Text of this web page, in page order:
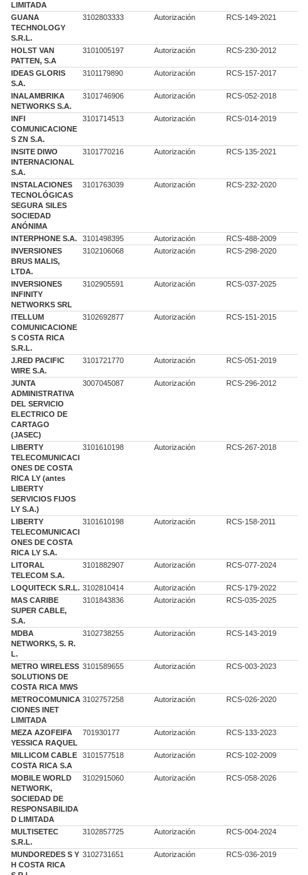
LIMITADA
GUANA
TECHNOLOGY
S.R.L.
3102803333 Autorización RCS-149-2021
HOLST VAN
PATTEN, S.A
3101005197 Autorización RCS-230-2012
IDEAS GLORIS
S.A.
3101179890 Autorización RCS-157-2017
INALAMBRIKA
NETWORKS S.A.
3101746906 Autorización RCS-052-2018
INFI
COMUNICACIONE
S ZN S.A.
3101714513 Autorización RCS-014-2019
INSITE DIWO
INTERNACIONAL
S.A.
3101770216 Autorización RCS-135-2021
INSTALACIONES
TECNOLÓGICAS
SEGURA SILES
SOCIEDAD
ANÓNIMA
3101763039 Autorización RCS-232-2020
INTERPHONE S.A. 3101498395 Autorización
RCS-488-2009
INVERSIONES
BRUS MALIS,
LTDA.
3102106068 Autorización RCS-298-2020
INVERSIONES
INFINITY
NETWORKS SRL
3102905591 Autorización RCS-037-2025
ITELLUM
COMUNICACIONE
S COSTA RICA
S.R.L.
3102692877 Autorización RCS-151-2015
J.RED PACIFIC
WIRE S.A.
3101721770 Autorización RCS-051-2019
JUNTA
ADMINISTRATIVA
DEL SERVICIO
ELECTRICO DE
CARTAGO
(JASEC)
3007045087 Autorización RCS-296-2012
LIBERTY
TELECOMUNICACI
ONES DE COSTA
RICA LY (antes
LIBERTY
SERVICIOS FIJOS
LY S.A.)
3101610198 Autorización RCS-267-2018
LIBERTY
TELECOMUNICACI
ONES DE COSTA
RICA LY S.A.
3101610198 Autorización RCS-158-2011
LITORAL
TELECOM S.A.
3101882907 Autorización RCS-077-2024
LOQUITECK S.R.L. 3102810414 Autorización
RCS-179-2022
MAS CARIBE
SUPER CABLE,
S.A.
3101843836 Autorización RCS-035-2025
MDBA
NETWORKS, S. R.
L.
3102738255 Autorización RCS-143-2019
METRO WIRELESS
SOLUTIONS DE
COSTA RICA MWS
3101589655 Autorización RCS-003-2023
METROCOMUNICA
CIONES INET
LIMITADA
3102757258 Autorización RCS-026-2020
MEZA AZOFEIFA
YESSICA RAQUEL
701930177 Autorización RCS-133-2023
MILLICOM CABLE
COSTA RICA S.A
3101577518 Autorización RCS-102-2009
MOBILE WORLD
NETWORK,
SOCIEDAD DE
RESPONSABILIDA
D LIMITADA
3102915060 Autorización RCS-058-2026
MULTISETEC
S.R.L.
3102857725 Autorización RCS-004-2024
MUNDOREDES S Y
H COSTA RICA
3102731651 Autorización RCS-036-2019